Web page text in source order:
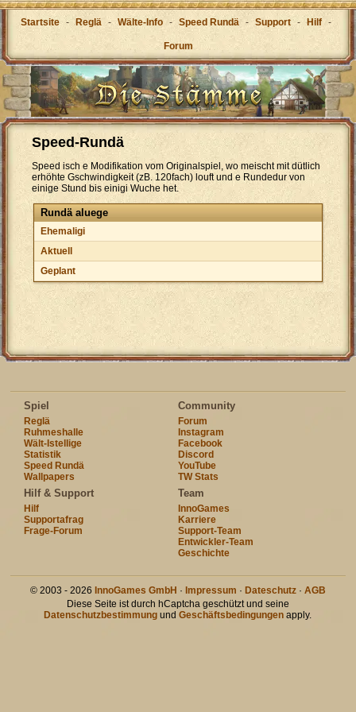
Startsite - Reglä - Wälte-Info - Speed Rundä - Support - Hilf -
Forum
Speed-Rundä
Speed isch e Modifikation vom Originalspiel, wo meischt mit dütlich
erhöhte Gschwindigkeit (zB. 120fach) louft und e Rundedur von
einige Stund bis einigi Wuche het.
Rundä aluege
Ehemaligi
Aktuell
Geplant
Spiel
Reglä
Ruhmeshalle
Wält-Istellige
Statistik
Speed Rundä
Wallpapers
Community
Forum
Instagram
Facebook
Discord
YouTube
TW Stats
Hilf & Support
Hilf
Supportafrag
Frage-Forum
Team
InnoGames
Karriere
Support-Team
Entwickler-Team
Geschichte
© 2003 - 2026 InnoGames GmbH · Impressum · Dateschutz· AGB
Diese Seite ist durch hCaptcha geschützt und seine
Datenschutzbestimmung undGeschäftsbedingungen apply.